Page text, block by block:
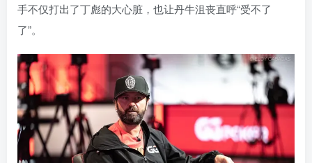
手不仅打出了丁彪的大心脏，也让丹牛沮丧直呼“受不了
了”。